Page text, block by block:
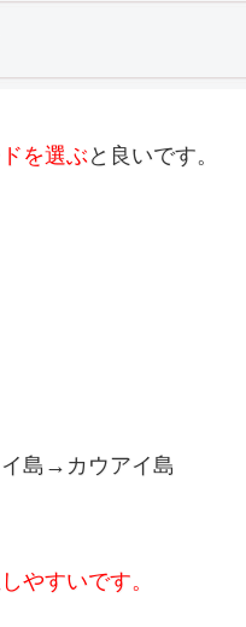
を選ぶ と良いです。
島→カウアイ島
やすいです。